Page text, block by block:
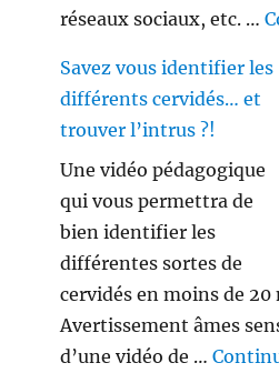
réseaux sociaux, etc. …
Savez vous identifier les
différents cervidés… et
trouver l’intrus ?!
Une vidéo pédagogique
qui vous permettra de
bien identifier les
différentes sortes de
cervidés en moins de 20
Avertissement âmes
d’une vidéo de …